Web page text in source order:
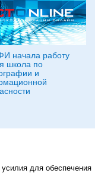
начала работу
школа по
и
для обеспечения